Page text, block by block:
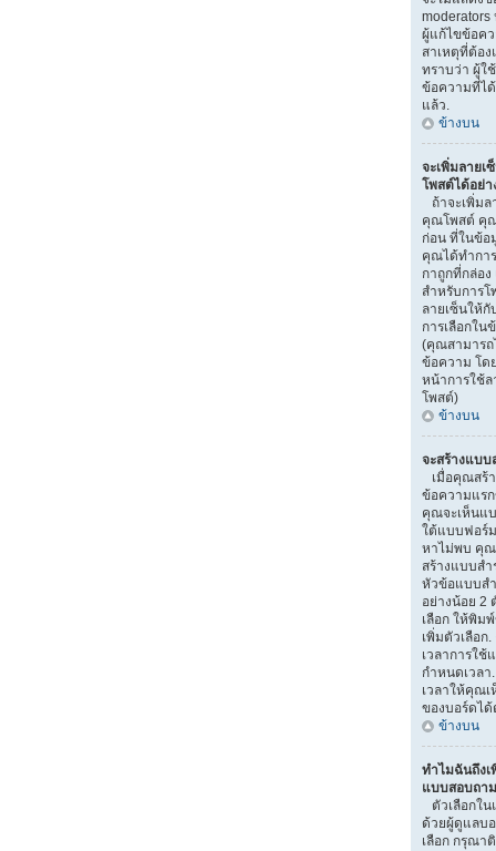
moderators
ผู้แก้ไขข้อค
สาเหตุที่ต้อ
ทราบว่า ผู้ใ
ข้อความที่ไ
แล้ว.
ข้างบน
จะเพิ่มลาย
โพสต์ได้อย่า
ถ้าจะเพิ่ม
คุณโพสต์ คุณ
ก่อน ที่ในข้อ
คุณได้ทำกา
กาถูกที่กล่อง
สำหรับการ
ลายเซ็นให้
การเลือกใ
(คุณสามารถ
ข้อความ โด
หน้าการใช้
โพสต์)
ข้างบน
จะสร้างแบบ
เมื่อคุณสร้
ข้อความแร
คุณจะเห็นแ
ใต้แบบฟอร์
หาไม่พบ คุณ
สร้างแบบส
หัวข้อแบบสำ
อย่างน้อย 2
เลือก ให้พิม
เพิ่มตัวเลือ
เวลาการใช้
กำหนดเวลา
เวลาให้คุณเ
ของบอร์ดได้
ข้างบน
ทำไมฉันถึงเ
แบบสอบถา
ตัวเลือกใ
ด้วยผู้ดูแลบ
เลือก กรุณา